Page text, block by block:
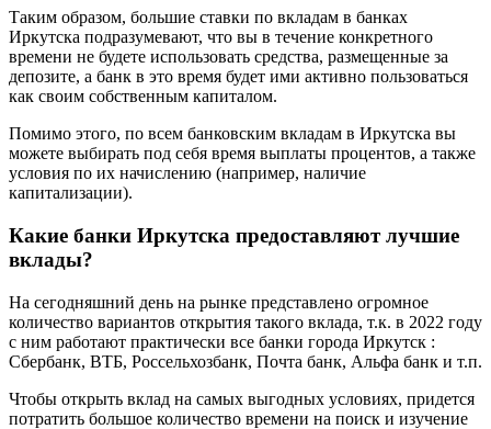
Таким образом, большие ставки по вкладам в банках
Иркутска подразумевают, что вы в течение конкретного
времени не будете использовать средства, размещенные за
депозите, а банк в это время будет ими активно пользоваться
как своим собственным капиталом.
Помимо этого, по всем банковским вкладам в Иркутска вы
можете выбирать под себя время выплаты процентов, а также
условия по их начислению (например, наличие
капитализации).
Какие банки Иркутска предоставляют лучшие
вклады?
На сегодняшний день на рынке представлено огромное
количество вариантов открытия такого вклада, т.к. в 2022 году
с ним работают практически все банки города Иркутск :
Сбербанк, ВТБ, Россельхозбанк, Почта банк, Альфа банк и т.п.
Чтобы открыть вклад на самых выгодных условиях, придется
потратить большое количество времени на поиск и изучение